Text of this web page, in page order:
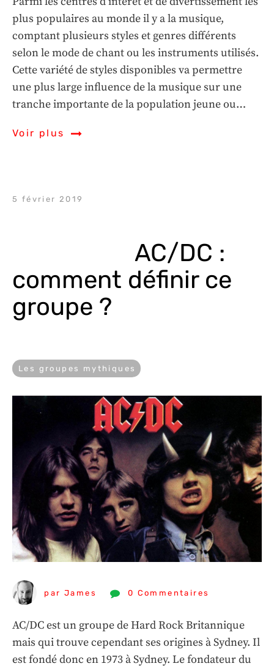
plus populaires au monde il y a la musique,
comptant plusieurs styles et genres différents
selon le mode de chant ou les instruments utilisés.
Cette variété de styles disponibles va permettre
une plus large influence de la musique sur une
tranche importante de la population jeune ou…
Voir plus
5 février 2019
AC/DC :
comment définir ce
groupe ?
Les groupes mythiques
par James 0 Commentaires
AC/DC est un groupe de Hard Rock Britannique
mais qui trouve cependant ses origines à Sydney. Il
est fondé donc en 1973 à Sydney. Le fondateur du